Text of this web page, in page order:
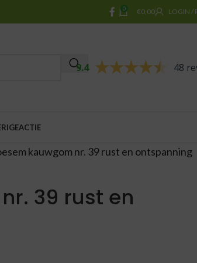
0 €0,00 LOGIN /
9.4 48
ACTIE
kauwgom nr. 39 rust en ontspanning
39 rust en